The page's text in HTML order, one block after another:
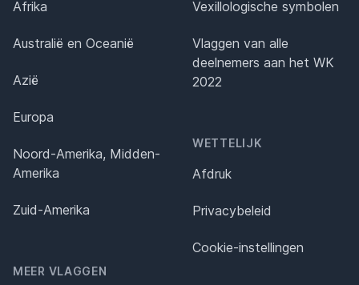
Afrika
Australië en Oceanië
Azië
Europa
Noord-Amerika, Midden-
Amerika
Zuid-Amerika
MEER VLAGGEN
Vexillologische symbolen
Vlaggen van alle
deelnemers aan het WK
2022
WETTELIJK
Afdruk
Privacybeleid
Cookie-instellingen